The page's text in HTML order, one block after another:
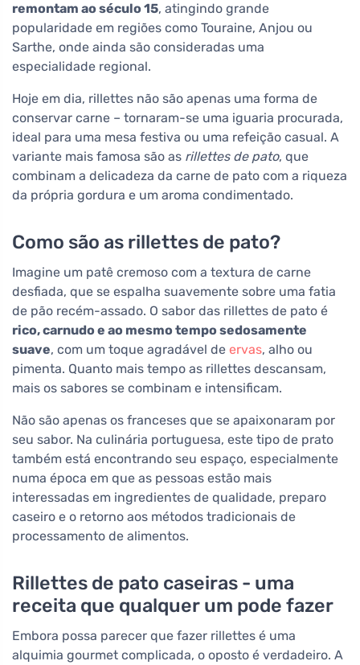
remontam ao século 15, atingindo grande
popularidade em regiões como Touraine, Anjou ou
Sarthe, onde ainda são consideradas uma
especialidade regional.
Hoje em dia, rillettes não são apenas uma forma de
conservar carne – tornaram-se uma iguaria procurada,
ideal para uma mesa festiva ou uma refeição casual. A
variante mais famosa são as rillettes de pato, que
combinam a delicadeza da carne de pato com a riqueza
da própria gordura e um aroma condimentado.
Como são as rillettes de pato?
Imagine um patê cremoso com a textura de carne
desfiada, que se espalha suavemente sobre uma fatia
de pão recém-assado. O sabor das rillettes de pato é
rico, carnudo e ao mesmo tempo sedosamente
suave, com um toque agradável de ervas, alho ou
pimenta. Quanto mais tempo as rillettes descansam,
mais os sabores se combinam e intensificam.
Não são apenas os franceses que se apaixonaram por
seu sabor. Na culinária portuguesa, este tipo de prato
também está encontrando seu espaço, especialmente
numa época em que as pessoas estão mais
interessadas em ingredientes de qualidade, preparo
caseiro e o retorno aos métodos tradicionais de
processamento de alimentos.
Rillettes de pato caseiras - uma
receita que qualquer um pode fazer
Embora possa parecer que fazer rillettes é uma
alquimia gourmet complicada, o oposto é verdadeiro. A